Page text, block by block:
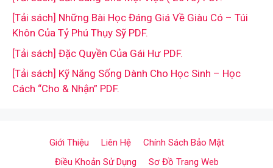
[Tải sách] Những Bài Học Đáng Giá Về Giàu Có – Túi
Khôn Của Tỷ Phú Thụy Sỹ PDF.
[Tải sách] Đặc Quyền Của Gái Hư PDF.
[Tải sách] Kỹ Năng Sống Dành Cho Học Sinh – Học
Cách “Cho & Nhận” PDF.
Giới Thiệu Liên Hệ
Chính Sách Bảo Mật
Điều Khoản Sử Dụng
Sơ Đồ Trang Web